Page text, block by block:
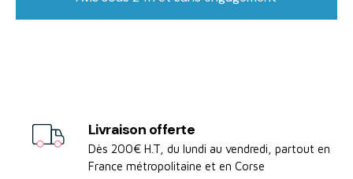
Livraison offerte
Dès 200€ H.T, du lundi au vendredi, partout en
France métropolitaine et en Corse